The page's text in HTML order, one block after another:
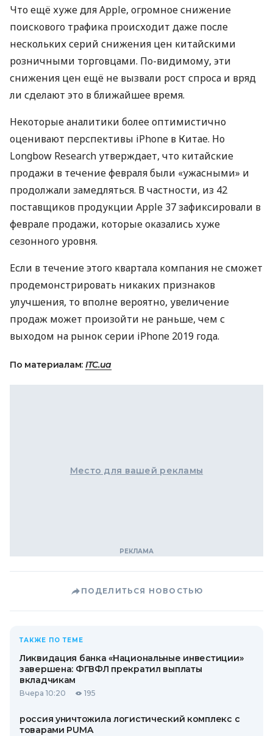
Что ещё хуже для Apple, огромное снижение
поискового трафика происходит даже после
нескольких серий снижения цен китайскими
розничными торговцами. По-видимому, эти
снижения цен ещё не вызвали рост спроса и вряд
ли сделают это в ближайшее время.
Некоторые аналитики более оптимистично
оценивают перспективы iPhone в Китае. Но
Longbow Research утверждает, что китайские
продажи в течение февраля были «ужасными» и
продолжали замедляться. В частности, из 42
поставщиков продукции Apple 37 зафиксировали в
феврале продажи, которые оказались хуже
сезонного уровня.
Если в течение этого квартала компания не сможет
продемонстрировать никаких признаков
улучшения, то вполне вероятно, увеличение
продаж может произойти не раньше, чем с
выходом на рынок серии iPhone 2019 года.
По материалам: ITC.ua
Место для вашей рекламы
ПОДЕЛИТЬСЯ НОВОСТЬЮ
ТАКЖЕ ПО ТЕМЕ
Ликвидация банка «Национальные инвестиции»
завершена: ФГВФЛ прекратил выплаты
вкладчикам
Вчера 10:20 195
россия уничтожила логистический комплекс с
товарами PUMA